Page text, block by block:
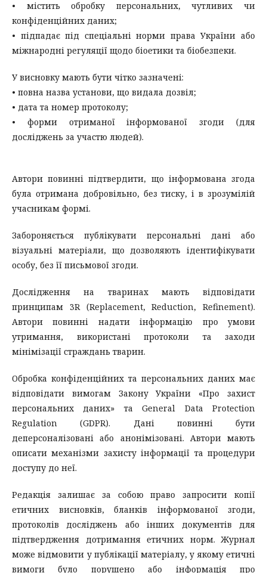
• містить обробку персональних, чутливих чи
конфіденційних даних;
• підпадає під спеціальні норми права України або
міжнародні регуляції щодо біоетики та біобезпеки.
У висновку мають бути чітко зазначені:
• повна назва установи, що видала дозвіл;
• дата та номер протоколу;
• форми отриманої інформованої згоди (для
досліджень за участю людей).
Автори повинні підтвердити, що інформована згода
була отримана добровільно, без тиску, і в зрозумілій
учасникам формі.
Забороняється публікувати персональні дані або
візуальні матеріали, що дозволяють ідентифікувати
особу, без її письмової згоди.
Дослідження на тваринах мають відповідати
принципам 3R (Replacement, Reduction, Refinement).
Автори повинні надати інформацію про умови
утримання, використані протоколи та заходи
мінімізації страждань тварин.
Обробка конфіденційних та персональних даних має
відповідати вимогам Закону України «Про захист
персональних даних» та General Data Protection
Regulation (GDPR). Дані повинні бути
деперсоналізовані або анонімізовані. Автори мають
описати механізми захисту інформації та процедури
доступу до неї.
Редакція залишає за собою право запросити копії
етичних висновків, бланків інформованої згоди,
протоколів досліджень або інших документів для
підтвердження дотримання етичних норм. Журнал
може відмовити у публікації матеріалу, у якому етичні
вимоги було порушено або інформація про